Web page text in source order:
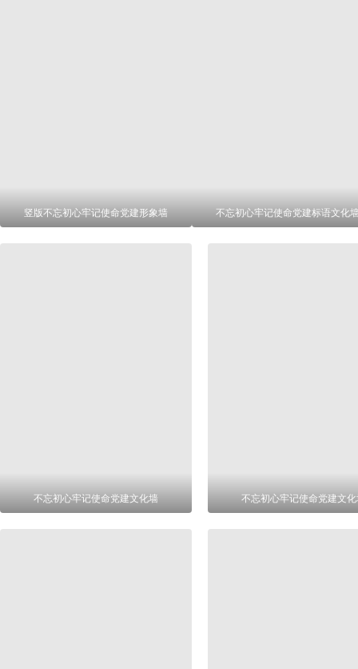
竖版不忘初心牢记使命党建形象墙 不忘初心牢记使命党建标语文化
不忘初心牢记使命党建文化墙 不忘初心牢记使命党建文